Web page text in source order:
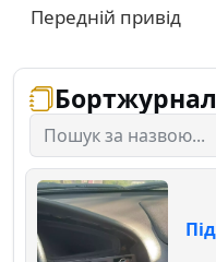
Передній привід